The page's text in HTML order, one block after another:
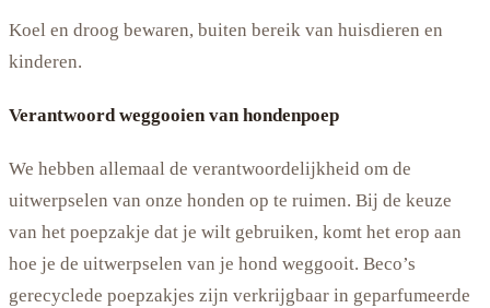
Koel en droog bewaren, buiten bereik van huisdieren en
kinderen.
Verantwoord weggooien van hondenpoep
We hebben allemaal de verantwoordelijkheid om de
uitwerpselen van onze honden op te ruimen. Bij de keuze
van het poepzakje dat je wilt gebruiken, komt het erop aan
hoe je de uitwerpselen van je hond weggooit. Beco’s
gerecyclede poepzakjes zijn verkrijgbaar in geparfumeerde